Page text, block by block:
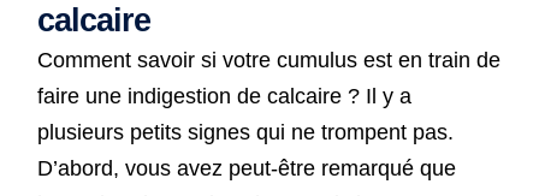
calcaire
Comment savoir si votre cumulus est en train de
faire une indigestion de calcaire ? Il y a
plusieurs petits signes qui ne trompent pas.
D’abord, vous avez peut-être remarqué que